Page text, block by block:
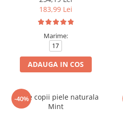
183,99 Lei
Marime:
17
ADAUGA IN COS
-40%
Ghete copii piele naturala
Mint